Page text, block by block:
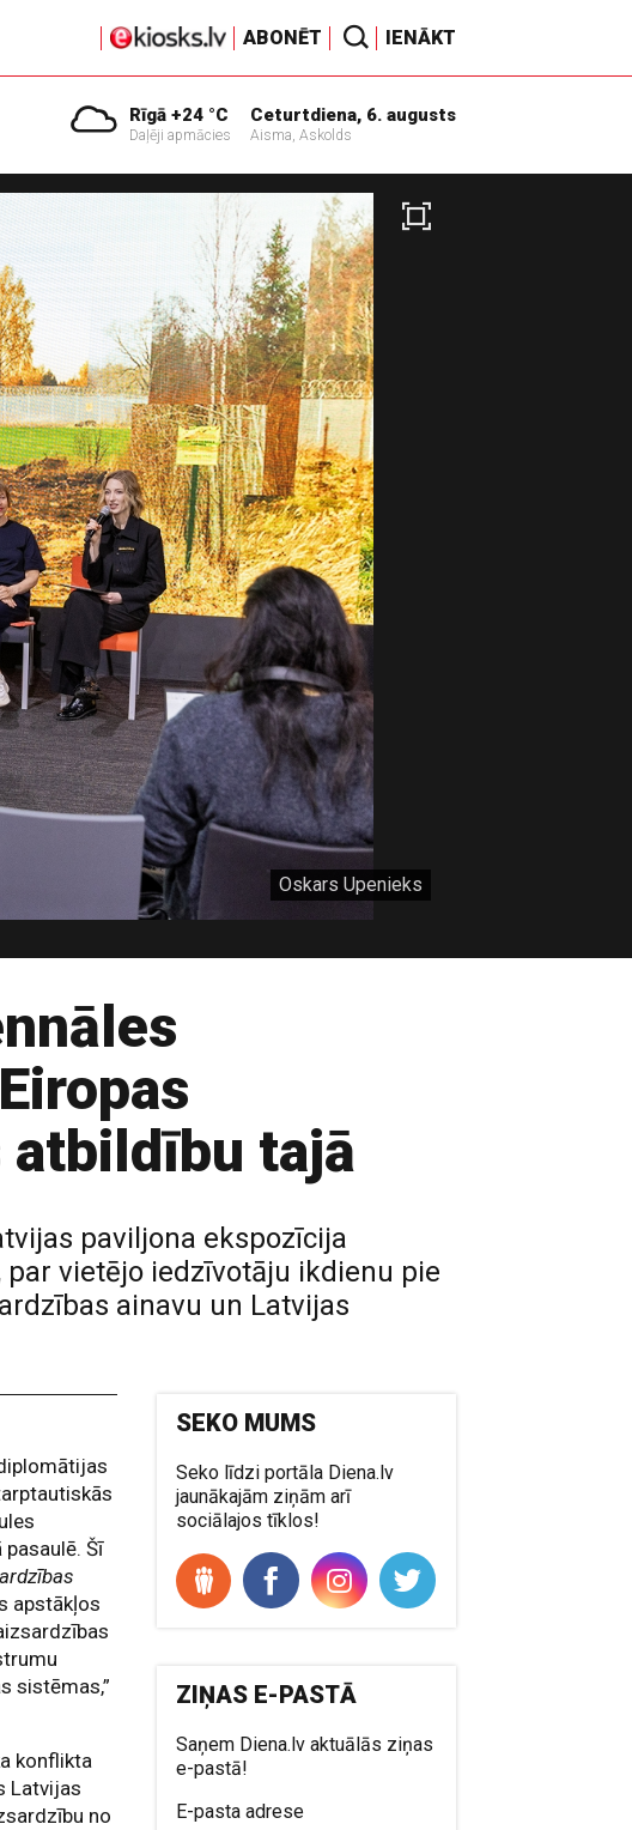
ABONĒT IENĀKT
Rīgā +24 °C
Daļēji apmācies
Ceturtdiena, 6. augusts
Aisma, Askolds
Oskars Upenieks
atbildību tajā
paviljona ekspozīcija
vietējo iedzīvotāju ikdienu pie
ainavu un Latvijas
Šī
apstākļos
sistēmas,”
konflikta
Latvijas
no
SEKO MUMS
Seko līdzi portāla Diena.lv
jaunākajām ziņām arī
sociālajos tīklos!
ZIŅAS E-PASTĀ
Saņem Diena.lv aktuālās ziņas
e-pastā!
E-pasta adrese